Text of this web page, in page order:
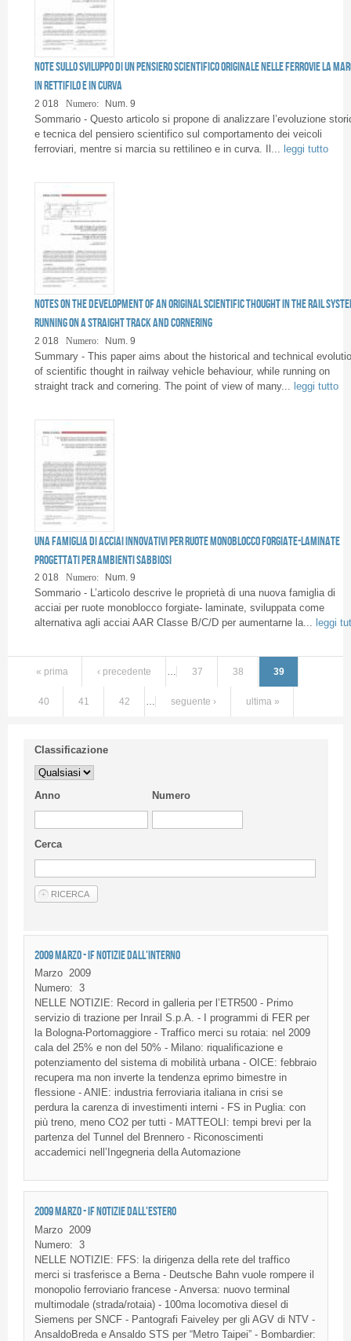
Note sullo sviluppo di un pensiero scientifico originale nelle ferrovie La
in rettifilo e in curva
2 018 Numero: Num. 9
Sommario - Questo articolo si propone di analizzare l’evoluzione
e tecnica del pensiero scientifico sul comportamento dei veicoli
ferroviari, mentre si marcia su rettilineo e in curva. Il... leggi tutto
Notes on the development of an original scientific thought in the rail
Running on a straight track and cornering
2 018 Numero: Num. 9
Summary - This paper aims about the historical and technical
of scientific thought in railway vehicle behaviour, while running on
straight track and cornering. The point of view of many... leggi tutto
Una famiglia di acciai innovativi per ruote monoblocco forgiate-laminate
progettati per ambienti sabbiosi
2 018 Numero: Num. 9
Sommario - L’articolo descrive le proprietà di una nuova famiglia di
acciai per ruote monoblocco forgiate- laminate, sviluppata come
alternativa agli acciai AAR Classe B/C/D per aumentarne la... leggi
« prima ‹ precedente … 37 38 39
40 41 42 … seguente › ultima »
Classificazione
Anno Numero
Cerca
2009 MARZO - IF NOTIZIE DALL'INTERNO
Marzo 2009
Numero: 3
NELLE NOTIZIE: Record in galleriaper l’ETR500- Primo
servizio di trazioneper Inrail S.p.A. - I programmi di FERper
la Bologna-Portomaggiore- Trafficomerci su rotaia: nel 2009
caladel 25% e non del 50% - Milano: riqualificazionee
potenziamentodel sistema di mobilità urbana- OICE: febbraio
recuperama non invertela tendenza eprimo bimestrein
flessione- ANIE: industria ferroviaria italianain crisi se
perdurala carenza di investimenti interni - FS in Puglia: con
più treno, menoCO2 per tutti - MATTEOLI : tempi brevi per la
partenzadel Tunnel del Brennero- Riconoscimenti
accademici nell’Ingegneria della Automazione
2009 MARZO - IF NOTIZIE DALL'ESTERO
Marzo
2009
Numero: 3
NELLE NOTIZIE: FFS: la dirigenza della rete del traffico
merci si trasferisce a Berna - Deutsche Bahn vuole rompere il
monopolio ferroviario francese - Anversa: nuovo terminal
multimodale (strada/rotaia) - 100ma locomotiva diesel di
Siemens per SNCF - Pantografi Faiveley per gli AGV di NTV -
AnsaldoBreda e Ansaldo STS per “Metro Taipei” - Bombardier: